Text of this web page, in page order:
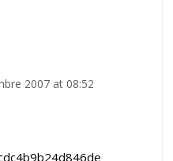
2007 at 08:52